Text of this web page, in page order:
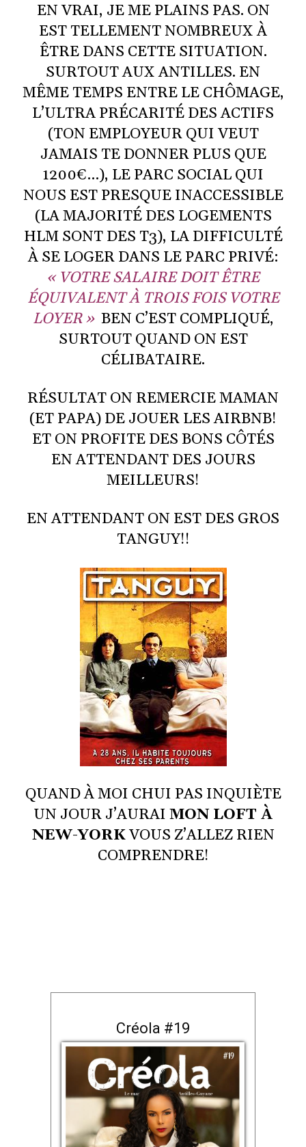
EN VRAI, JE ME PLAINS PAS. ON
EST TELLEMENT NOMBREUX À
ÊTRE DANS CETTE SITUATION.
SURTOUT AUX ANTILLES. EN
MÊME TEMPS ENTRE LE CHÔMAGE,
L’ULTRA PRÉCARITÉ DES ACTIFS
(TON EMPLOYEUR QUI VEUT
JAMAIS TE DONNER PLUS QUE
1200€…), LE PARC SOCIAL QUI
NOUS EST PRESQUE INACCESSIBLE
(LA MAJORITÉ DES LOGEMENTS
HLM SONT DES T3), LA DIFFICULTÉ
À SE LOGER DANS LE PARC PRIVÉ:
« VOTRE SALAIRE DOIT ÊTRE
ÉQUIVALENT À TROIS FOIS VOTRE
LOYER » BEN C’EST COMPLIQUÉ,
SURTOUT QUAND ON EST
CÉLIBATAIRE.
RÉSULTAT ON REMERCIE MAMAN
(ET PAPA) DE JOUER LES AIRBNB!
ET ON PROFITE DES BONS CÔTÉS
EN ATTENDANT DES JOURS
MEILLEURS!
EN ATTENDANT ON EST DES GROS
TANGUY!!
QUAND À MOI CHUI PAS INQUIÈTE
UN JOUR J’AURAI MON LOFT À
NEW-YORKVOUS Z’ALLEZ RIEN
COMPRENDRE!
Créola #19